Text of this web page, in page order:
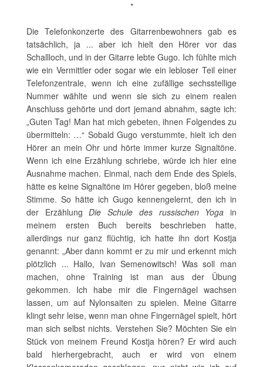
*
Die Telefonkonzerte des Gitarrenbewohners gab es
tatsächlich, ja ... aber ich hielt den Hörer vor das
Schallloch, und in der Gitarre lebte Gugo. Ich fühlte mich
wie ein Vermittler oder sogar wie ein lebloser Teil einer
Telefonzentrale, wenn ich eine zufällige sechsstellige
Nummer wählte und wenn sie sich zu einem realen
Anschluss gehörte und dort jemand abnahm, sagte ich:
„Guten Tag! Man hat mich gebeten, ihnen Folgendes zu
übermitteln: …“ Sobald Gugo verstummte, hielt ich den
Hörer an mein Ohr und hörte immer kurze Signaltöne.
Wenn ich eine Erzählung schriebe, würde ich hier eine
Ausnahme machen. Einmal, nach dem Ende des Spiels,
hätte es keine Signaltöne im Hörer gegeben, bloß meine
Stimme. So hätte ich Gugo kennengelernt, den ich in
der ErzählungDie Schule des russischen Yoga in
meinem ersten Buch bereits beschrieben hatte,
allerdings nur ganz flüchtig, ich hatte ihn dort Kostja
genannt: „Aber dann kommt er zu mir und erkennt mich
plötzlich ... Hallo, Ivan Semenowitsch! Was soll man
machen, ohne Training ist man aus der Übung
gekommen. Ich habe mir die Fingernägel wachsen
lassen, um auf Nylonsaiten zu spielen. Meine Gitarre
klingt sehr leise, wenn man ohne Fingernägel spielt, hört
man sich selbst nichts. Verstehen Sie? Möchten Sie ein
Stück von meinem Freund Kostja hören? Er wird auch
bald hierhergebracht, auch er wird von einem